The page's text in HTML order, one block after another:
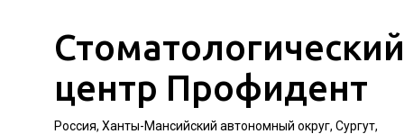
Стоматологический
центр Профидент
Россия, Ханты-Мансийский автономный округ, Сургут,